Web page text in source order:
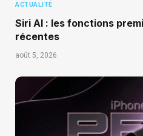
ACTUALITÉ
Siri AI : les fonctions
récentes
août 5, 2026